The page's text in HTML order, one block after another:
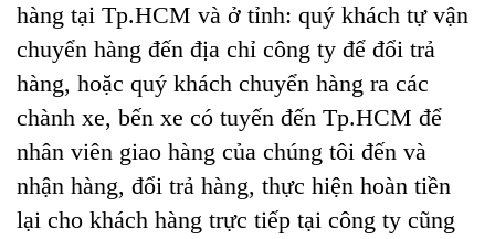
hàng tại Tp.HCM và ở tỉnh: quý khách tự vận
chuyển hàng đến địa chỉ công ty để đổi trả
hàng, hoặc quý khách chuyển hàng ra các
chành xe, bến xe có tuyến đến Tp.HCM để
nhân viên giao hàng của chúng tôi đến và
nhận hàng, đổi trả hàng, thực hiện hoàn tiền
lại cho khách hàng trực tiếp tại công ty cũng